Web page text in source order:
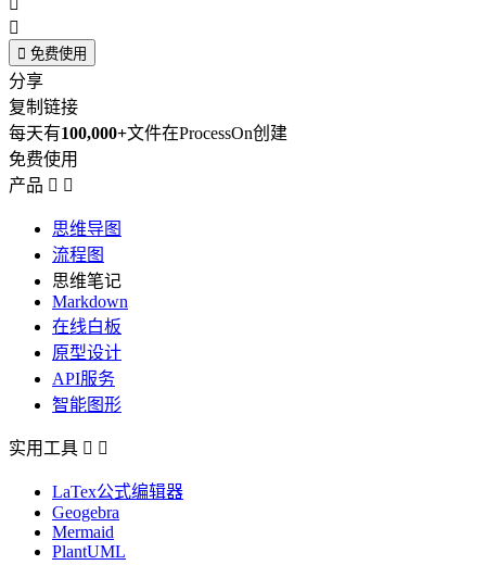

 免费使用
分享
复制链接
每天有100,000+文件在ProcessOn创建
免费使用
产品  
思维导图
流程图
思维笔记
Markdown
在线白板
原型设计
API服务
智能图形
实用工具  
LaTex公式编辑器
Geogebra
Mermaid
PlantUML